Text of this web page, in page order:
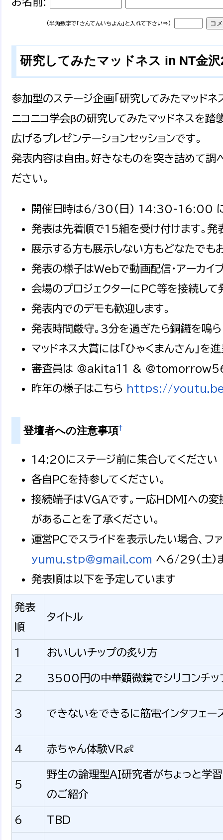
(半角数字で「さんてんいちよん」と入れて下さい⇒)
研究してみたマッドネス in NT金
参加型のステージ企画「研究してみたマッド
ニコニコ学会βの研究してみたマッドネスを
広げるプレゼンテーションセッションです。
発表内容は自由。好きなものを突き詰めて調
ださい。
開催日時は6/30(日) 14:30-16:00 に
発表は先着順で15組を受け付けます。発
展示する方も展示しない方もどなたでも
発表の様子はWebで動画配信・アーカイ
会場のプロジェクターにPC等を接続して
発表内でのデモも歓迎します。
発表時間厳守。3分を過ぎたら銅鑼を鳴ら
マッドネス大賞には「ひゃくまんさん」を進
審査員は @akita11 &
昨年の様子はこちら https://
登壇者への注意事項†
14:20にステージ前に集合してください
各自PCを持参してください。
接続端子はVGAです。一応HDMIへの変
があることを了承ください。
運営PCでスライドを表示したい場合、フ
yumu.stp@gmail.com へ6/29(土)ま
発表順は以下を予定しています
発表
順
タイトル
1 おいしいチップの炙り方
2 3500円の中華顕微鏡でシリコンチッ
3 できないをできるに筋電インタフェー
4 赤ちゃん体験VR👶
5
野生の論理型AI研究者がちょっと学
のご紹介
6 TBD